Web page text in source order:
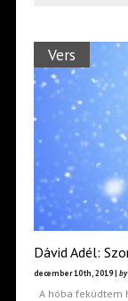
Vers
Dávid Adél:
december 10th, 2019 |
A hóba feküdtem